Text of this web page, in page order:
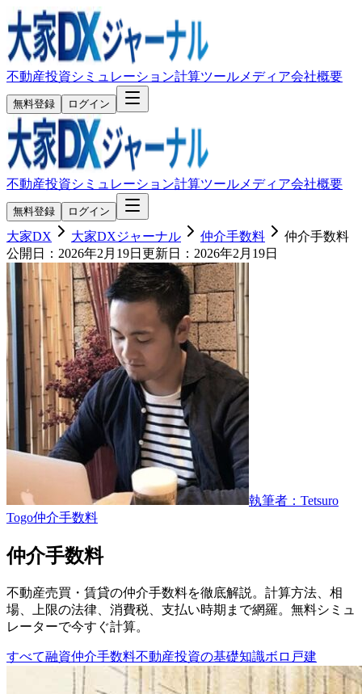
不動産投資シミュレーション計算ツール メディア会社概要
無料登録 ログイン
不動産投資シミュレーション計算ツール メディア会社概要
無料登録 ログイン
大家DX 大家DXジャーナル 仲介手数料
仲介手数料
公開日： 2026年2月19日 更新日： 2026年2月19日
執筆者：Tetsuro
Togo仲介手数料
仲介手数料
不動産売買・賃貸の仲介手数料を徹底解説。計算方法、相
場、上限の法律、消費税、支払い時期まで網羅。無料シミュ
レーターで今すぐ計算。
すべて融資仲介手数料不動産投資の基礎知識ボロ戸建